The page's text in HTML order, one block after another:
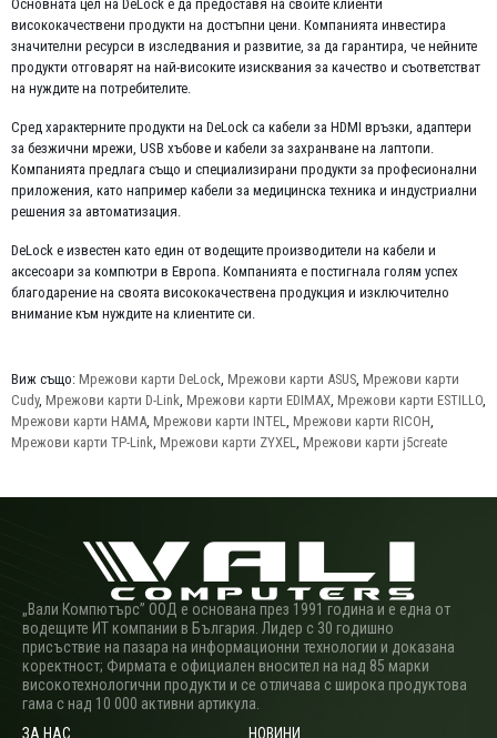
Основната цел на DeLock е да предоставя на своите клиенти
висококачествени продукти на достъпни цени. Компанията инвестира
значителни ресурси в изследвания и развитие, за да гарантира, че нейните
продукти отговарят на най-високите изисквания за качество и съответстват
на нуждите на потребителите.
Сред характерните продукти на DeLock са кабели за HDMI връзки, адаптери
за безжични мрежи, USB хъбове и кабели за захранване на лаптопи.
Компанията предлага също и специализирани продукти за професионални
приложения, като например кабели за медицинска техника и индустриални
решения за автоматизация.
DeLock е известен като един от водещите производители на кабели и
аксесоари за компютри в Европа. Компанията е постигнала голям успех
благодарение на своята висококачествена продукция и изключително
внимание към нуждите на клиентите си.
Виж също: Мрежови карти DeLock, Мрежови карти ASUS, Мрежови карти
Cudy, Мрежови карти D-Link, Мрежови карти EDIMAX, Мрежови карти ESTILLO,
Мрежови карти HAMA, Мрежови карти INTEL, Мрежови карти RICOH,
Мрежови карти TP-Link, Мрежови карти ZYXEL, Мрежови карти j5create
„Вали Компютърс” ООД е основана през 1991 година и е една от
водещите ИТ компании в България. Лидер с 30 годишно
присъствие на пазара на информационни технологии и доказана
коректност; Фирмата е официален вносител на над 85 марки
високотехнологични продукти и се отличава с широка продуктова
гама с над 10 000 активни артикула.
ЗА НАС
НОВИНИ